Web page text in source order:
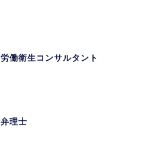
労働衛生コンサルタント
弁理士